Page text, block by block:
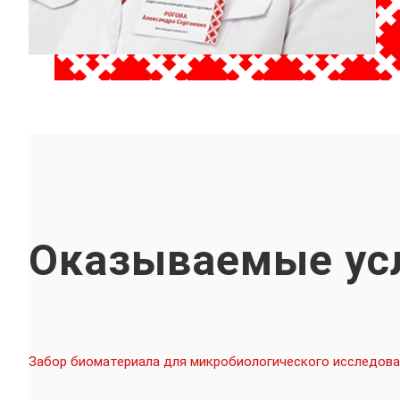
Оказываемые
Забор биоматериала для микробиологического